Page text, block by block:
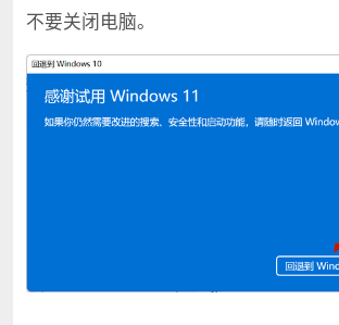
不要关闭电脑。